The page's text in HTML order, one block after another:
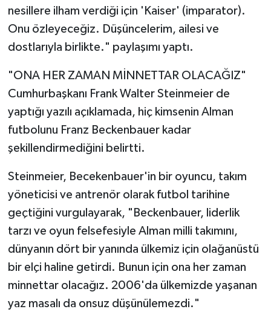
nesillere ilham verdiği için 'Kaiser' (imparator).
Onu özleyeceğiz. Düşüncelerim, ailesi ve
dostlarıyla birlikte." paylaşımı yaptı.
"ONA HER ZAMAN MİNNETTAR OLACAĞIZ"
Cumhurbaşkanı Frank Walter Steinmeier de
yaptığı yazılı açıklamada, hiç kimsenin Alman
futbolunu Franz Beckenbauer kadar
şekillendirmediğini belirtti.
Steinmeier, Becekenbauer'in bir oyuncu, takım
yöneticisi ve antrenör olarak futbol tarihine
geçtiğini vurgulayarak, "Beckenbauer, liderlik
tarzı ve oyun felsefesiyle Alman milli takımını,
dünyanın dört bir yanında ülkemiz için olağanüstü
bir elçi haline getirdi. Bunun için ona her zaman
minnettar olacağız. 2006'da ülkemizde yaşanan
yaz masalı da onsuz düşünülemezdi."